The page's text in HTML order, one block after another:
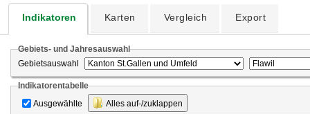
Indikatoren Karten Vergleich Export
Gebiets- und Jahresauswahl
Gebietsauswahl
Indikatorentabelle
Ausgewählte
Alles auf-/zuklappen